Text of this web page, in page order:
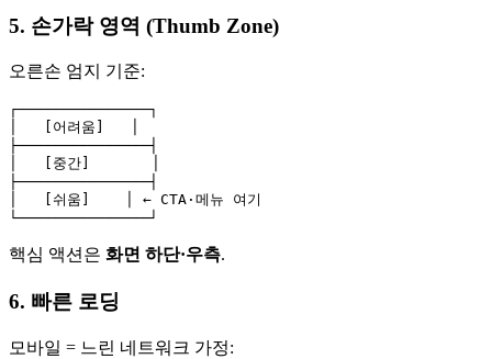
5. 손가락 영역 (Thumb Zone)
오른손 엄지 기준:
┌───────────────┐
│   [어려움]   │
├───────────────┤
│   [중간]       │
├───────────────┤
│   [쉬움]    │ ← CTA·메뉴 여기
핵심 액션은 화면 하단·우측.
6. 빠른 로딩
모바일 = 느린 네트워크 가정: